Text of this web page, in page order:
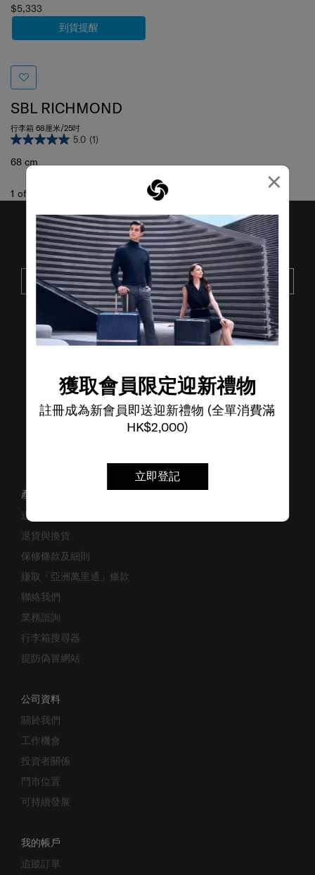
×
獲取會員限定迎新禮物
註冊成為新會員即送迎新禮物 (全單消費滿
HK$2,000)
立即登記
$5,333
到貨提醒
SBL RICHMOND
行李箱 68厘米/25吋
5.0 (1)
68 cm
1 of
接收SAMSONITE的最新消息
提交
了解其他品牌
產品支援/常見問題
送貨安排
退貨與換貨
保修條款及細則
賺取「亞洲萬里通」條款
聯絡我們
業務諮詢
行李箱搜尋器
提防偽冒網站
公司資料
關於我們
工作機會
投資者關係
門市位置
可持續發展
我的帳戶
追蹤訂單